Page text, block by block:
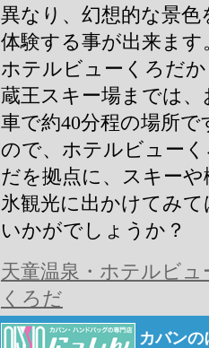
異なり、幻想的な景色
体験する事が出来ます
ホテルビューくろだ
蔵王スキー場までは、
車で約40分程の場所で
ので、ホテルビュー
だを拠点に、スキーや
氷観光に出かけてみて
いかがでしょうか？
天童温泉・ホテルビュ
くろだ
カバン